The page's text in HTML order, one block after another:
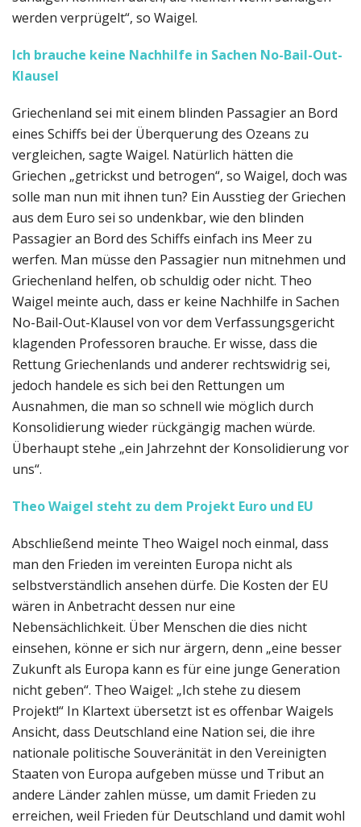
werden verprügelt“, so Waigel.
Ich brauche keine Nachhilfe in Sachen No-Bail-Out-
Klausel
Griechenland sei mit einem blinden Passagier an Bord
eines Schiffs bei der Überquerung des Ozeans zu
vergleichen, sagte Waigel. Natürlich hätten die
Griechen „getrickst und betrogen“, so Waigel, doch was
solle man nun mit ihnen tun? Ein Ausstieg der Griechen
aus dem Euro sei so undenkbar, wie den blinden
Passagier an Bord des Schiffs einfach ins Meer zu
werfen. Man müsse den Passagier nun mitnehmen und
Griechenland helfen, ob schuldig oder nicht. Theo
Waigel meinte auch, dass er keine Nachhilfe in Sachen
No-Bail-Out-Klausel von vor dem Verfassungsgericht
klagenden Professoren brauche. Er wisse, dass die
Rettung Griechenlands und anderer rechtswidrig sei,
jedoch handele es sich bei den Rettungen um
Ausnahmen, die man so schnell wie möglich durch
Konsolidierung wieder rückgängig machen würde.
Überhaupt stehe „ein Jahrzehnt der Konsolidierung vor
uns“.
Theo Waigel steht zu dem Projekt Euro und EU
Abschließend meinte Theo Waigel noch einmal, dass
man den Frieden im vereinten Europa nicht als
selbstverständlich ansehen dürfe. Die Kosten der EU
wären in Anbetracht dessen nur eine
Nebensächlichkeit. Über Menschen die dies nicht
einsehen, könne er sich nur ärgern, denn „eine besser
Zukunft als Europa kann es für eine junge Generation
nicht geben“. Theo Waigel: „Ich stehe zu diesem
Projekt!“ In Klartext übersetzt ist es offenbar Waigels
Ansicht, dass Deutschland eine Nation sei, die ihre
nationale politische Souveränität in den Vereinigten
Staaten von Europa aufgeben müsse und Tribut an
andere Länder zahlen müsse, um damit Frieden zu
erreichen, weil Frieden für Deutschland und damit wohl